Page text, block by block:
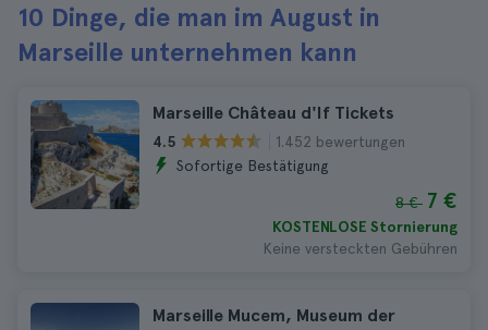
10 Dinge, die man im August in
Marseille unternehmen kann
Marseille Château d'If Tickets
4.5
1.452 bewertungen
Sofortige Bestätigung
8 € 7 €
KOSTENLOSE Stornierung
Keine versteckten Gebühren
Marseille Mucem, Museum der